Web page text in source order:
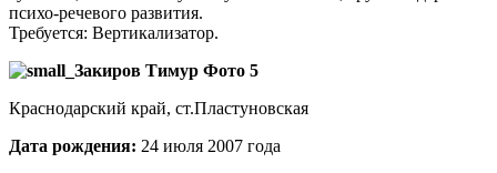
психо-речевого развития.
Требуется: Вертикализатор.
Краснодарский край, ст.Пластуновская
Дата рождения: 24 июля 2007 года